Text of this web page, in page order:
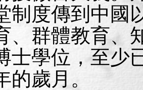
制度傳到中國
、群體教育、
士學位，至少
的歲月。